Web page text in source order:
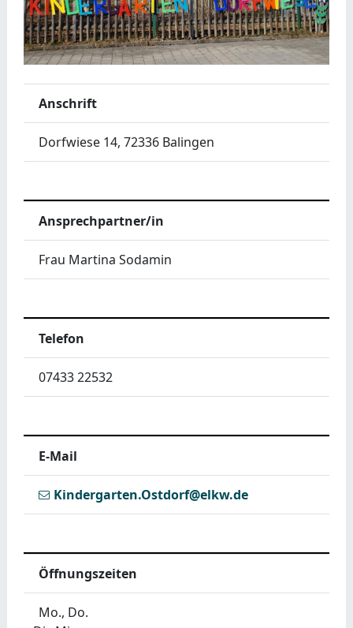
Anschrift
Dorfwiese 14, 72336 Balingen
Ansprechpartner/in
Frau Martina Sodamin
Telefon
07433 22532
E-Mail
Kindergarten.Ostdorf@elkw.de
Öffnungszeiten
Mo., Do.